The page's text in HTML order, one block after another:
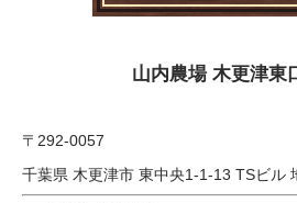
山内農場 木更津東
〒292-0057
千葉県 木更津市 東中央1-1-13 TSビル